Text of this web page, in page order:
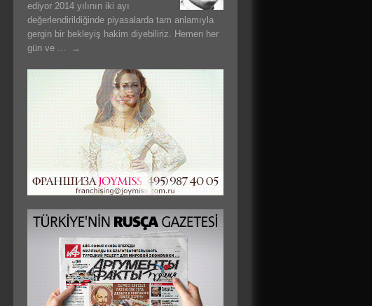
ediyor 2014 yılının iki ayı
değerlendirildiğinde piyasalarda tam anlamıyla
gergin bir bekleyiş hakim diyebiliriz. Hemen her
gün ve ... →